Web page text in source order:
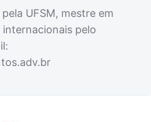
UFSM, mestre em
pelo